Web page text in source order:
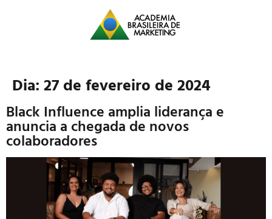
Dia: 27 de fevereiro de 2024
Black Influence amplia liderança e
anuncia a chegada de novos
colaboradores